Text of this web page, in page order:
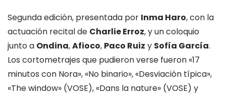
Segunda edición, presentada por Inma Haro, con la
actuación recital de Charlie Erroz, y un coloquio
junto a Ondina,Afioco, Paco Ruiz y Sofía García.
Los cortometrajes que pudieron verse fueron «17
minutos con Nora», «No binario», «Desviación típica»,
«The window» (VOSE), «Dans la nature» (VOSE) y